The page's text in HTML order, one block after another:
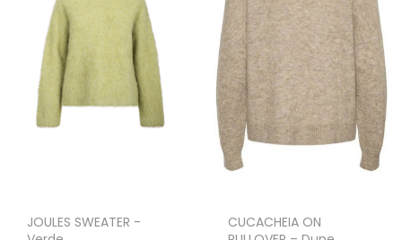
JOULES SWEATER -
CUCACHEIA ON